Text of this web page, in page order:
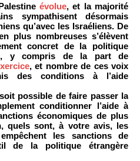
évolue, et la majorité
sympathisent désormais
qu’avec les Israéliens. De
plus nombreuses s’élèvent
concret de la politique
y compris de la part de
, et nombre de ces voix
des conditions à l’aide
possible de faire passer la
conditionner l’aide à
économiques de plus
quels sont, à votre avis, les
les sanctions de
de la politique étrangère